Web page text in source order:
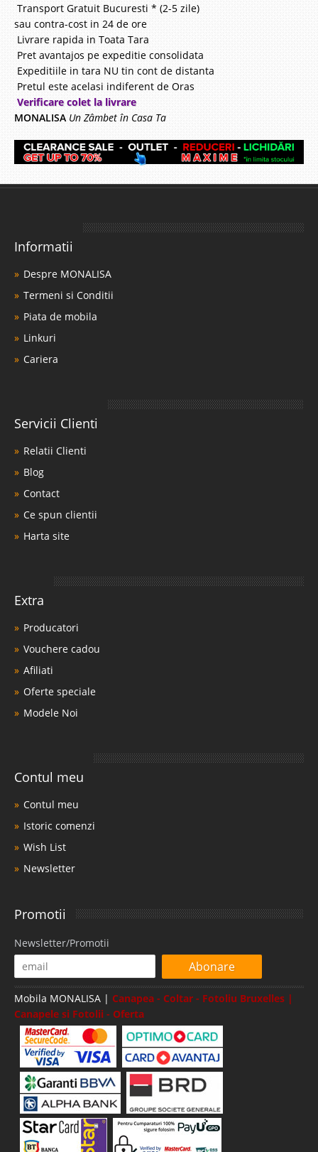
Transport Gratuit Bucuresti * (2-5 zile)
sau contra-cost in 24 de ore
Livrare rapida in Toata Tara
Pret avantajos pe expeditie consolidata
Expeditiile in tara NU tin cont de distanta
Pretul este acelasi indiferent de Oras
Verificare colet la livrare
MONALISA Un Zâmbet în Casa Ta
Informatii
Despre MONALISA
Termeni si Conditii
Piata de mobila
Linkuri
Cariera
Servicii Clienti
Relatii Clienti
Blog
Contact
Ce spun clientii
Harta site
Extra
Producatori
Vouchere cadou
Afiliati
Oferte speciale
Modele Noi
Contul meu
Contul meu
Istoric comenzi
Wish List
Newsletter
Promotii
Newsletter/Promotii
Abonare
Mobila MONALISA | Canapea - Coltar - Fotoliu Bruxelles |
Canapele si Fotolii - Oferta